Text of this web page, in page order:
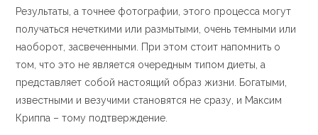
Результаты, а точнее фотографии, этого процесса могут
получаться нечеткими или размытыми, очень темными или
наоборот, засвеченными. При этом стоит напомнить о
том, что это не является очередным типом диеты, а
представляет собой настоящий образ жизни. Богатыми,
известными и везучими становятся не сразу, и Максим
Криппа – тому подтверждение.